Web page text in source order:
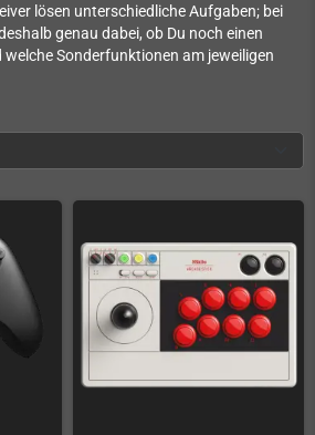
lösen unterschiedliche Aufgaben; bei
genau dabei, ob Du noch einen
Sonderfunktionen am jeweiligen